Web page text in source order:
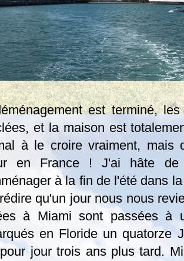
est terminé,
et la maison est
à le croire vraiment, mais
en France ! J'ai hâte
à la fin de l'été dans
qu'un jour nous nous
à Miami sont passées à
en Floride un quatorze
jour trois ans plus tard.